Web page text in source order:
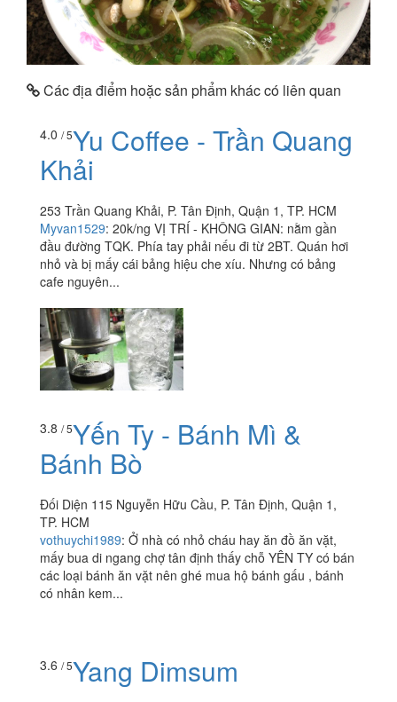
Các địa điểm hoặc sản phẩm khác có liên quan
4.0 / 5Yu Coffee - Trần Quang
Khải
253 Trần Quang Khải, P. Tân Định, Quận 1, TP. HCM
Myvan1529: 20k/ng VỊ TRÍ - KHÔNG GIAN: nằm gần
đầu đường TQK. Phía tay phải nếu đi từ 2BT. Quán hơi
nhỏ và bị mấy cái bảng hiệu che xíu. Nhưng có bảng
cafe nguyên...
3.8 / 5Yến Ty - Bánh Mì &
Bánh Bò
Đối Diện 115 Nguyễn Hữu Cầu, P. Tân Định, Quận 1,
TP. HCM
vothuychi1989: Ở nhà có nhỏ cháu hay ăn đồ ăn vặt,
mấy bua di ngang chợ tân định thấy chỗ YÊN TY có bán
các loại bánh ăn vặt nên ghé mua hộ bánh gấu , bánh
có nhân kem...
3.6 / 5Yang Dimsum